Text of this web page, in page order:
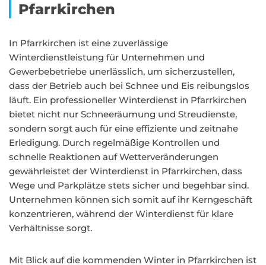
Pfarrkirchen
In Pfarrkirchen ist eine zuverlässige
Winterdienstleistung für Unternehmen und
Gewerbebetriebe unerlässlich, um sicherzustellen,
dass der Betrieb auch bei Schnee und Eis reibungslos
läuft. Ein professioneller Winterdienst in Pfarrkirchen
bietet nicht nur Schneeräumung und Streudienste,
sondern sorgt auch für eine effiziente und zeitnahe
Erledigung. Durch regelmäßige Kontrollen und
schnelle Reaktionen auf Wetterveränderungen
gewährleistet der Winterdienst in Pfarrkirchen, dass
Wege und Parkplätze stets sicher und begehbar sind.
Unternehmen können sich somit auf ihr Kerngeschäft
konzentrieren, während der Winterdienst für klare
Verhältnisse sorgt.
Mit Blick auf die kommenden Winter in Pfarrkirchen ist